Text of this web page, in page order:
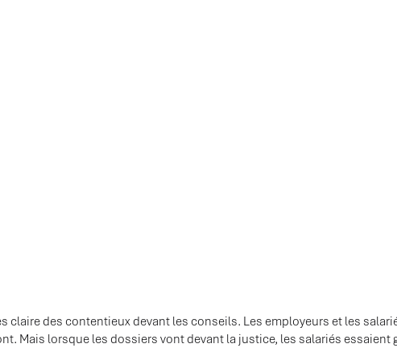
claire des contentieux devant les conseils. Les employeurs et les
Mais lorsque les dossiers vont devant la justice, les salariés